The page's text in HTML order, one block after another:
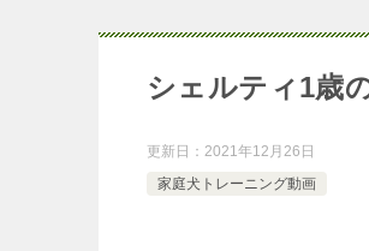
シェルティ1歳
更新日： 2021年12月26日
家庭犬トレーニング動画